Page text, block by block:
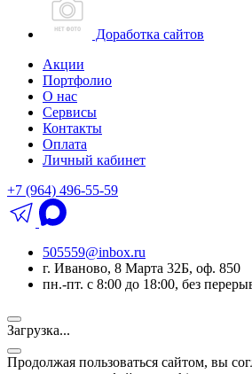
Доработка сайтов
Акции
Портфолио
О нас
Сервисы
Контакты
Оплата
Личный кабинет
+7 (964) 496-55-59
505559@inbox.ru
г. Иваново, 8 Марта 32Б, оф. 850
пн.-пт. с 8:00 до 18:00, без
Загрузка...
Продолжая пользоваться сайтом, вы